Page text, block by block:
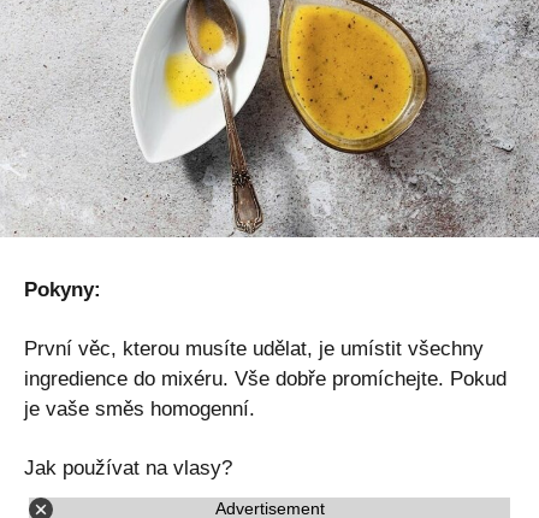
Pokyny:
První věc, kterou musíte udělat, je umístit všechny
ingredience do mixéru. Vše dobře promíchejte. Pokud
je vaše směs homogenní.
Jak používat na vlasy?
Advertisement